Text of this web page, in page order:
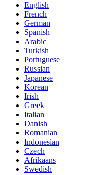
English
French
German
Spanish
Arabic
Turkish
Portuguese
Russian
Japanese
Korean
Irish
Greek
Italian
Danish
Romanian
Indonesian
Czech
Afrikaans
Swedish